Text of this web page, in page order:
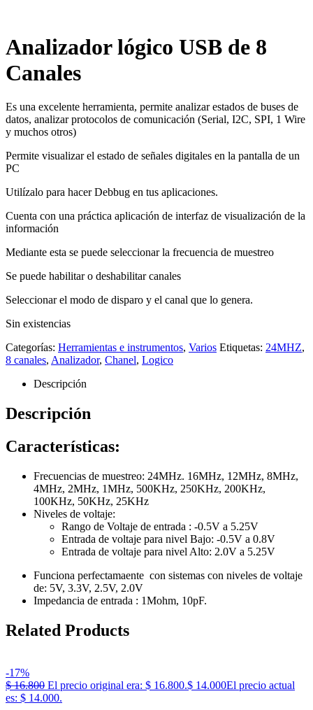
Analizador lógico USB de 8
Canales
Es una excelente herramienta, permite analizar estados de buses de
datos, analizar protocolos de comunicación (Serial, I2C, SPI, 1 Wire
y muchos otros)
Permite visualizar el estado de señales digitales en la pantalla de un
PC
Utilízalo para hacer Debbug en tus aplicaciones.
Cuenta con una práctica aplicación de interfaz de visualización de la
información
Mediante esta se puede seleccionar la frecuencia de muestreo
Se puede habilitar o deshabilitar canales
Seleccionar el modo de disparo y el canal que lo genera.
Sin existencias
Categorías: Herramientas e instrumentos, Varios Etiquetas: 24MHZ,
8 canales, Analizador, Chanel, Logico
Descripción
Descripción
Características:
Frecuencias de muestreo: 24MHz. 16MHz, 12MHz, 8MHz,
4MHz, 2MHz, 1MHz, 500KHz, 250KHz, 200KHz,
100KHz, 50KHz, 25KHz
Niveles de voltaje:
Rango de Voltaje de entrada : -0.5V a 5.25V
Entrada de voltaje para nivel Bajo: -0.5V a 0.8V
Entrada de voltaje para nivel Alto: 2.0V a 5.25V
Funciona perfectamaente con sistemas con niveles de voltaje
de: 5V, 3.3V, 2.5V, 2.0V
Impedancia de entrada : 1Mohm, 10pF.
Related Products
-17%
$16.800 El precio original era: $ 16.800.$ 14.000El precio actual
es: $ 14.000.